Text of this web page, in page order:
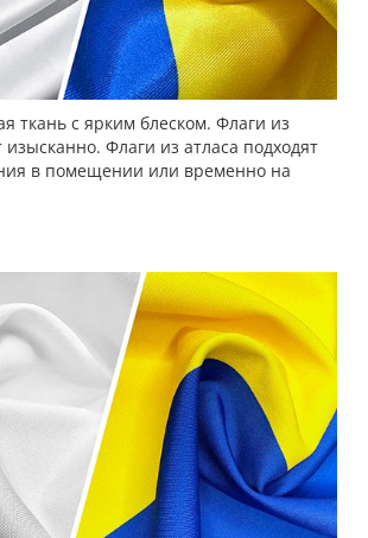
ткань с ярким блеском. Флаги из
изысканно. Флаги из атласа подходят
в помещении или временно на